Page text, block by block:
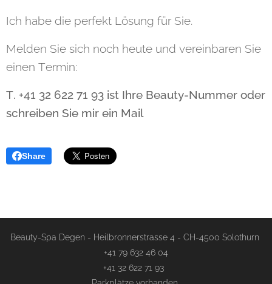
Ich habe die perfekt Lösung für Sie.
Melden Sie sich noch heute und vereinbaren Sie
einen Termin:
T. +41 32 622 71 93 ist Ihre Beauty-Nummer oder
schreiben Sie mir ein Mail
Share
Beauty-Spa Degen - Heilbronnerstrasse 4 - CH-4500 Solothurn
+41 79 632 46 04
+41 32 622 71 93